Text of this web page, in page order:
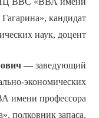
кандидат
наук, доцент
— заведующий
экономических
профессора
полковник запаса,